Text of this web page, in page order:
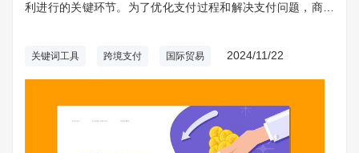
利进行的关键环节。为了优化支付过程和解决支付问题，商家
词工具在这一过程中发挥了重要作用，帮助商家挖掘潜在的支
付解决方案和改进措施。
关键词工具 跨境支付 国际贸易 2024/11/22